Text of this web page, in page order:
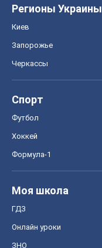
Регионы Украины
Киев
Запорожье
Черкассы
Спорт
Футбол
Хоккей
Формула-1
Моя школа
ГДЗ
Онлайн уроки
ЗНО